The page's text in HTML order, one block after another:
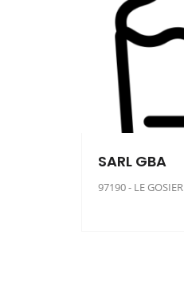
SARL GBA
97190 - LE GOSIER